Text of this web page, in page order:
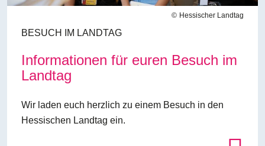
Hessischer Landtag
BESUCH IM LANDTAG
Informationen für euren Besuch im
Landtag
Wir laden euch herzlich zu einem Besuch in den
Hessischen Landtag ein.